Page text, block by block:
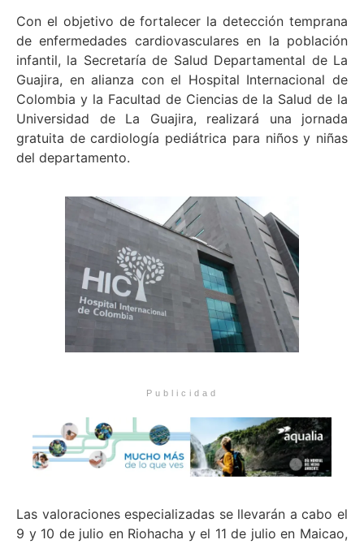
Con el objetivo de fortalecer la detección temprana
de enfermedades cardiovasculares en la población
infantil, la Secretaría de Salud Departamental de La
Guajira, en alianza con el Hospital Internacional de
Colombia y la Facultad de Ciencias de la Salud de la
Universidad de La Guajira, realizará una jornada
gratuita de cardiología pediátrica para niños y niñas
del departamento.
Publicidad
Las valoraciones especializadas se llevarán a cabo el
9 y 10 de julio en Riohacha y el 11 de julio en Maicao,